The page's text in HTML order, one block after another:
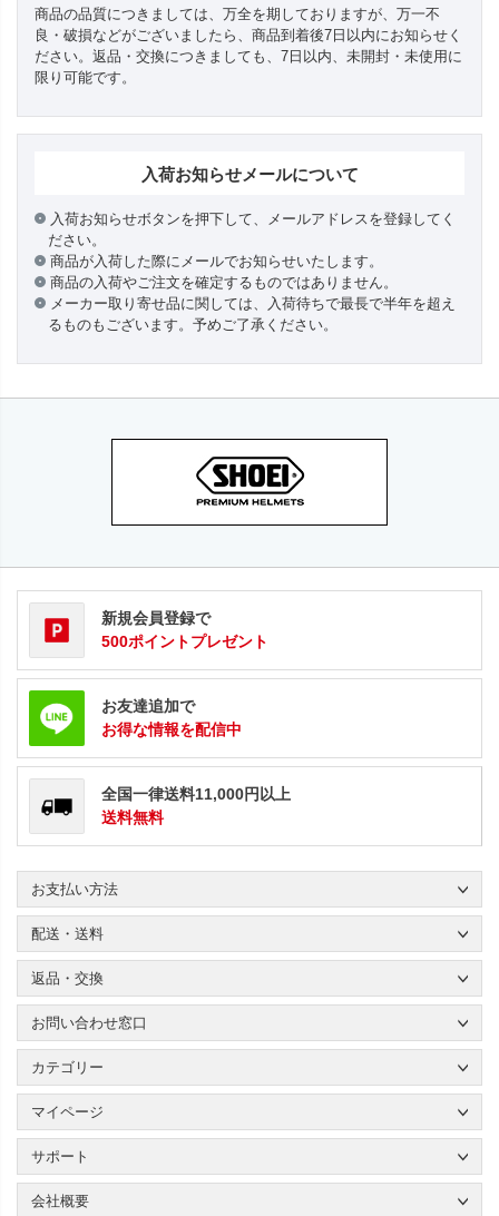
商品の品質につきましては、万全を期しておりますが、万一不
良・破損などがございましたら、商品到着後7日以内にお知らせく
ださい。返品・交換につきましても、7日以内、未開封・未使用に
限り可能です。
入荷お知らせメールについて
入荷お知らせボタンを押下して、メールアドレスを登録してく
ださい。
商品が入荷した際にメールでお知らせいたします。
商品の入荷やご注文を確定するものではありません。
メーカー取り寄せ品に関しては、入荷待ちで最長で半年を超え
るものもございます。予めご了承ください。
新規会員登録で
500ポイントプレゼント
お友達追加で
お得な情報を配信中
全国一律送料11,000円以上
送料無料
お支払い方法
配送・送料
返品・交換
お問い合わせ窓口
カテゴリー
マイページ
サポート
会社概要